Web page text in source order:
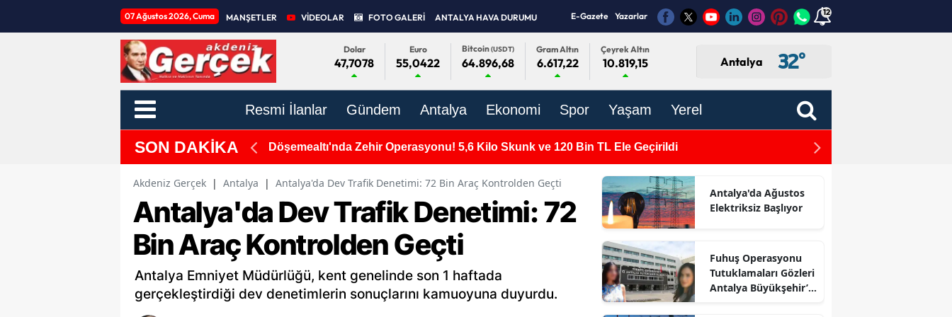
07 Ağustos 2026, Cuma MANŞETLER VİDEOLAR FOTO GALERİ ANTALYA HAVA DURUMU E-Gazete Yazarlar 12
Dolar
47,7078
Euro
55,0422
Bitcoin(USDT)
64.896,68
Gram Altın
6.617,22
Çeyrek Altın
10.819,15 Antalya 32°
Resmi İlanlar Gündem Antalya Ekonomi Spor Yaşam Yerel
SON DAKİKA Döşemealtı'nda Zehir Operasyonu! 5,6 Kilo Skunk ve 120 Bin TL Ele Geçirildi Antalya Dahil 30 İlde IŞİD
Akdeniz Gerçek | Antalya | Antalya'da Dev Trafik Denetimi: 72 Bin Araç Kontrolden Geçti
Antalya'da Dev Trafik Denetimi: 72
Bin Araç Kontrolden Geçti
Antalya Emniyet Müdürlüğü, kent genelinde son 1 haftada
gerçekleştirdiği dev denetimlerin sonuçlarını kamuoyuna duyurdu.
Antalya'da Ağustos
Elektriksiz Başlıyor
Fuhuş Operasyonu
Tutuklamaları Gözleri
Antalya Büyükşehir’e